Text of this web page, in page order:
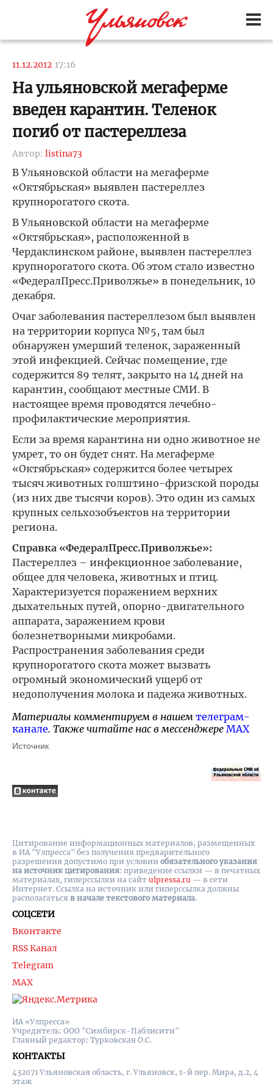
11.12.2012 17:16
На ульяновской мегаферме
введен карантин. Теленок
погиб от пастереллеза
Автор: listina73
В Ульяновской области на мегаферме
«Октябрьская» выявлен пастереллез
крупнорогатого скота.
В Ульяновской области на мегаферме
«Октябрьская», расположенной в
Чердаклинском районе, выявлен пастереллез
крупнорогатого скота. Об этом стало известно
«ФедералПресс.Приволжье» в понедельник, 10
декабря.
Очаг заболевания пастереллезом был выявлен
на территории корпуса №5, там был
обнаружен умерший теленок, зараженный
этой инфекцией. Сейчас помещение, где
содержится 89 телят, закрыто на 14 дней на
карантин, сообщают местные СМИ. В
настоящее время проводятся лечебно-
профилактические мероприятия.
Если за время карантина ни одно животное не
умрет, то он будет снят. На мегаферме
«Октябрьская» содержится более четырех
тысяч животных голштино-фризской породы
(из них две тысячи коров). Это один из самых
крупных сельхозобъектов на территории
региона.
Справка «ФедералПресс.Приволжье»:
Пастереллез – инфекционное заболевание,
общее для человека, животных и птиц.
Характеризуется поражением верхних
дыхательных путей, опорно-двигательного
аппарата, заражением крови
болезнетворными микробами.
Распространения заболевания среди
крупнорогатого скота может вызвать
огромный экономический ущерб от
недополучения молока и падежа животных.
Материалы комментируем в нашем телеграм-
канале. Также читайте нас в мессенджере MAX
Источник
ИА «Улпресса»
Учредитель: ООО "Симбирск-Паблисити"
Главный редактор: Турковская О.С.
КОНТАКТЫ
432071 Ульяновская область, г. Ульяновск, 1-й пер. Мира, д.2, 4
этаж
СОЦСЕТИ
Вконтакте
RSS Канал
Telegram
MAX
Цитирование информационных материалов, размещенных
в ИА "Улпресса" без получения предварительного
разрешения допустимо при условии обязательного указания
на источник цитирования: приведение ссылки — в печатных
материалах, гиперссылки на cайт ulpressa.ru — в сети
Интернет. Ссылка на источник или гиперссылка должны
располагаться в начале текстового материала.